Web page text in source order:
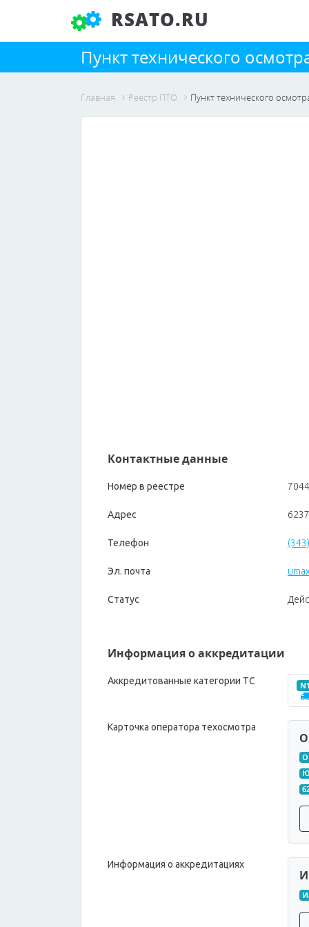
RSATO.RU
Пункт технического
Главная Реестр ПТО Пункт технического
Контактные данные
Номер в реестре
Адрес
Телефон
Эл. почта
Статус
Информация о аккредитации
Аккредитованные категории ТС N1
Карточка оператора техосмотра
Информация о аккредитациях